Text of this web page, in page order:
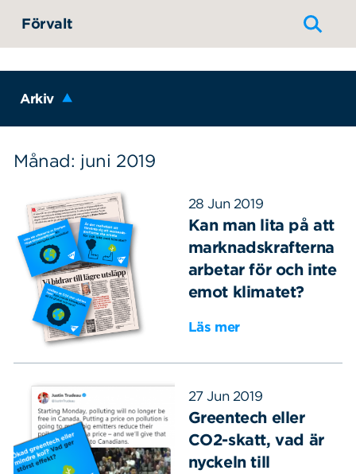
Förvalt
Arkiv
Månad: juni 2019
28 Jun 2019
Kan man lita på att
marknadskrafterna
arbetar för och inte
emot klimatet?
Läs mer
27 Jun 2019
Greentech eller
CO2-skatt, vad är
nyckeln till